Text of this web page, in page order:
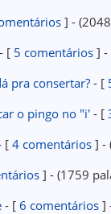
] -
- [ 5 comentários ] -
pra consertar?- [
o pingo no "i'- [
[4 comentários ] -
] - (1759
- [6 comentários ]